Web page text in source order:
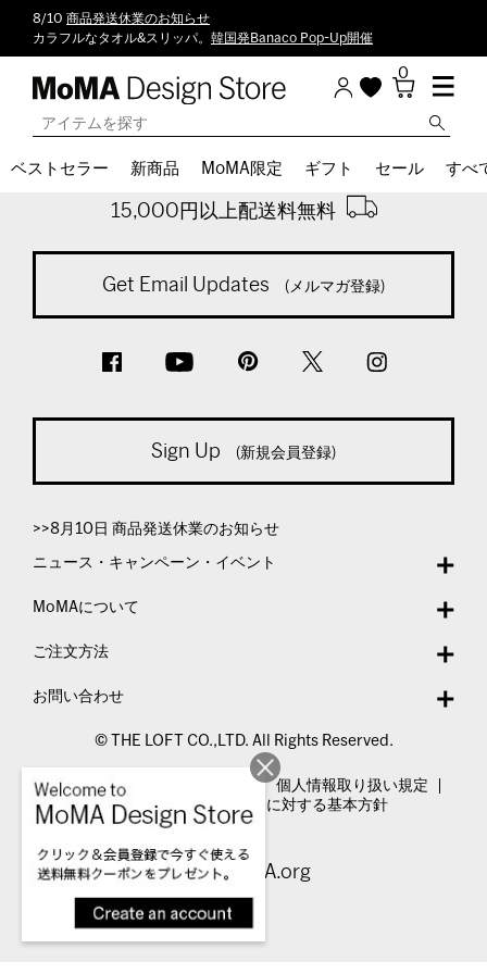
8/10 商品発送休業のお知らせ
カラフルなタオル&スリッパ。 韓国発Banaco Pop-Up開催
0
ベストセラー 新商品 MoMA限定 ギフト セール すべ
Back To Top
※通常商品税込計算時
15,000円以上配送料無料
Get Email Updates (メルマガ登録)
Sign Up (新規会員登録)
>>8月10日 商品発送休業のお知らせ
ニュース・キャンペーン・イベント
MoMAについて
ご注文方法
お問い合わせ
© THE LOFT CO.,LTD. All Rights Reserved.
特定商取引法表示
個人情報取り扱い規定
カスタマーハラスメントに対する基本方針
Visit MoMA.org